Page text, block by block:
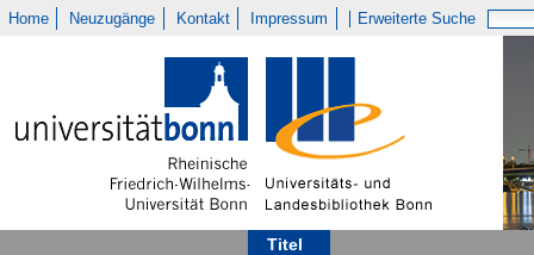
Home Neuzugänge Kontakt Impressum Erweiterte Suche
Titel